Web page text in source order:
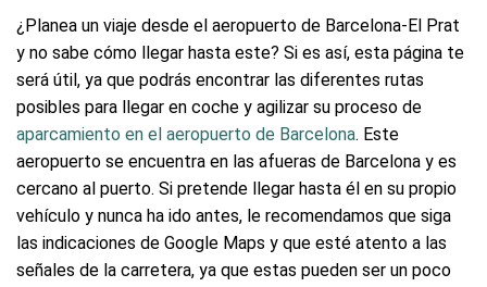
¿Planea un viaje desde el aeropuerto de Barcelona-El Prat
y no sabe cómo llegar hasta este? Si es así, esta página te
será útil, ya que podrás encontrar las diferentes rutas
posibles para llegar en coche y agilizar su proceso de
aparcamiento en el aeropuerto de Barcelona. Este
aeropuerto se encuentra en las afueras de Barcelona y es
cercano al puerto. Si pretende llegar hasta él en su propio
vehículo y nunca ha ido antes, le recomendamos que siga
las indicaciones de Google Maps y que esté atento a las
señales de la carretera, ya que estas pueden ser un poco